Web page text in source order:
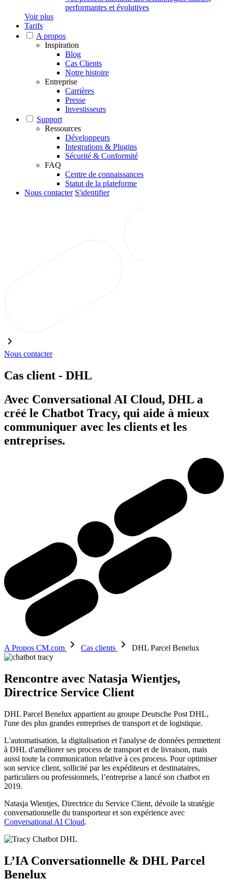
performantes et évolutives
Voir plus
Tarifs
A propos
Inspiration
Blog
Cas Clients
Notre histoire
Entreprise
Carrières
Presse
Investisseurs
Support
Ressources
Développeurs
Integrations & Plugins
Sécurité & Conformité
FAQ
Centre de connaissances
Statut de la plateforme
Nous contacter S'identifier
Nous contacter
Cas client - DHL
Avec Conversational AI Cloud, DHL a
créé le Chatbot Tracy, qui aide à mieux
communiquer avec les clients et les
entreprises.
A Propos CM.com Cas clients DHL Parcel Benelux
Rencontre avec Natasja Wientjes,
Directrice Service Client
DHL Parcel Benelux appartient au groupe Deutsche Post DHL,
l'une des plus grandes entreprises de transport et de logistique.
L'automatisation, la digitalisation et l'analyse de données permettent
à DHL d'améliorer ses process de transport et de livraison, mais
aussi toute la communication relative à ces process. Pour optimiser
son service client, sollicité par les expéditeurs et destinataires,
particuliers ou professionnels, l’entreprise a lancé son chatbot en
2019.
Natasja Wientjes, Directrice du Service Client, dévoile la stratégie
conversationnelle du transporteur et son expérience avec
Conversational AI Cloud.
L’IA Conversationnelle & DHL Parcel
Benelux